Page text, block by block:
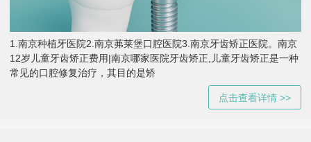
1.南京种植牙医院2.南京茀莱堡口腔医院3.南京牙齿矫正医院。南京
12岁儿童牙齿矫正费用|南京哪家医院牙齿矫正,儿童牙齿矫正是一种
常见的口腔修复治疗，其目的是矫
点击查看详情 >>